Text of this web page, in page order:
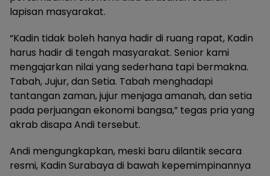
lapisan masyarakat.
“Kadin tidak boleh hanya hadir di ruang rapat, Kadin
harus hadir di tengah masyarakat. Senior kami
mengajarkan nilai yang sederhana tapi bermakna.
Tabah, Jujur, dan Setia. Tabah menghadapi
tantangan zaman, jujur menjaga amanah, dan setia
pada perjuangan ekonomi bangsa,” tegas pria yang
akrab disapa Andi tersebut.
Andi mengungkapkan, meski baru dilantik secara
resmi, Kadin Surabaya di bawah kepemimpinannya